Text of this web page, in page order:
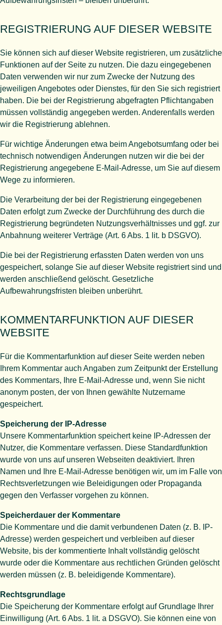
REGISTRIERUNG AUF DIESER WEBSITE
Sie können sich auf dieser Website registrieren, um zusätzliche
Funktionen auf der Seite zu nutzen. Die dazu eingegebenen
Daten verwenden wir nur zum Zwecke der Nutzung des
jeweiligen Angebotes oder Dienstes, für den Sie sich registriert
haben. Die bei der Registrierung abgefragten Pflichtangaben
müssen vollständig angegeben werden. Anderenfalls werden
wir die Registrierung ablehnen.
Für wichtige Änderungen etwa beim Angebotsumfang oder bei
technisch notwendigen Änderungen nutzen wir die bei der
Registrierung angegebene E-Mail-Adresse, um Sie auf diesem
Wege zu informieren.
Die Verarbeitung der bei der Registrierung eingegebenen
Daten erfolgt zum Zwecke der Durchführung des durch die
Registrierung begründeten Nutzungsverhältnisses und ggf. zur
Anbahnung weiterer Verträge (Art. 6 Abs. 1 lit. b DSGVO).
Die bei der Registrierung erfassten Daten werden von uns
gespeichert, solange Sie auf dieser Website registriert sind und
werden anschließend gelöscht. Gesetzliche
Aufbewahrungsfristen bleiben unberührt.
KOMMENTAR­FUNKTION AUF DIESER
WEBSITE
Für die Kommentarfunktion auf dieser Seite werden neben
Ihrem Kommentar auch Angaben zum Zeitpunkt der Erstellung
des Kommentars, Ihre E-Mail-Adresse und, wenn Sie nicht
anonym posten, der von Ihnen gewählte Nutzername
gespeichert.
Speicherung der IP-Adresse
Unsere Kommentarfunktion speichert keine IP-Adressen der
Nutzer, die Kommentare verfassen. Diese Standardfunktion
wurde von uns auf unseren Webseiten deaktiviert. Ihren
Namen und Ihre E-Mail-Adresse benötigen wir, um im Falle von
Rechtsverletzungen wie Beleidigungen oder Propaganda
gegen den Verfasser vorgehen zu können.
Speicherdauer der Kommentare
Die Kommentare und die damit verbundenen Daten (z. B. IP-
Adresse) werden gespeichert und verbleiben auf dieser
Website, bis der kommentierte Inhalt vollständig gelöscht
wurde oder die Kommentare aus rechtlichen Gründen gelöscht
werden müssen (z. B. beleidigende Kommentare).
Rechtsgrundlage
Die Speicherung der Kommentare erfolgt auf Grundlage Ihrer
Einwilligung (Art. 6 Abs. 1 lit. a DSGVO). Sie können eine von